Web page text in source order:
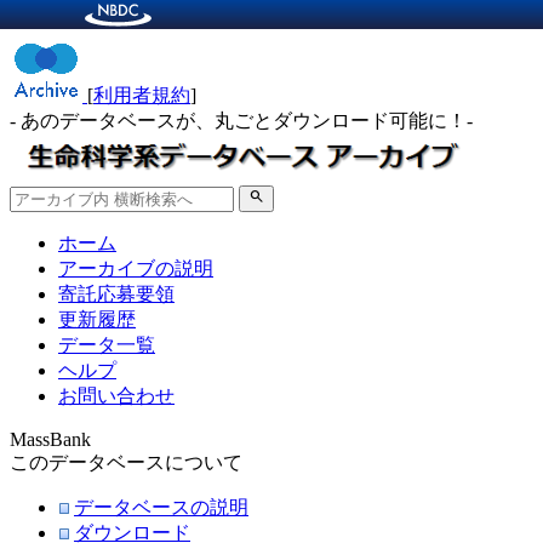
[利用者規約]
- あのデータベースが、丸ごとダウンロード可能に！-
search
ホーム
アーカイブの説明
寄託応募要領
更新履歴
データ一覧
ヘルプ
お問い合わせ
MassBank
このデータベースについて
データベースの説明
ダウンロード